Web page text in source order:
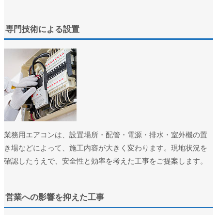
専門技術による設置
業務用エアコンは、設置場所・配管・電源・排水・室外機の置
き場などによって、施工内容が大きく変わります。現地状況を
確認したうえで、安全性と効率を考えた工事をご提案します。
営業への影響を抑えた工事